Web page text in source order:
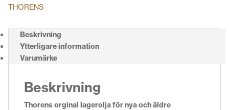
THORENS
Beskrivning
Ytterligare information
Varumärke
Beskrivning
Thorens orginal lagerolja för nya och äldre